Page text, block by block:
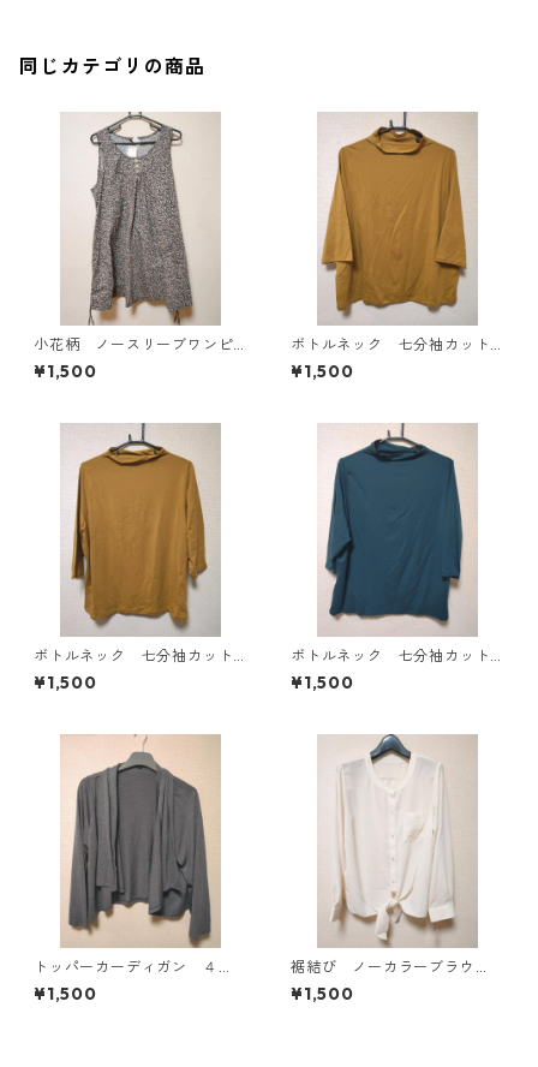
同じカテゴリの商品
小花柄 ノースリーブワンピ
ース ４Ｌ ブラック KAE-
4819
¥1,500
ボトルネック 七分袖カット
ソー ４Ｌ マスタード KA
E-4818
¥1,500
ボトルネック 七分袖カット
ソー ４Ｌ マスタード KA
E-4816
¥1,500
ボトルネック 七分袖カット
ソー ４Ｌ ティールグリー
ン KAE-4815
¥1,500
トッパーカーディガン ４
Ｌ グレー KAE-4814
¥1,500
裾結び ノーカラーブラウ
ス ３Ｌ アイボリー KAE-
4813
¥1,500